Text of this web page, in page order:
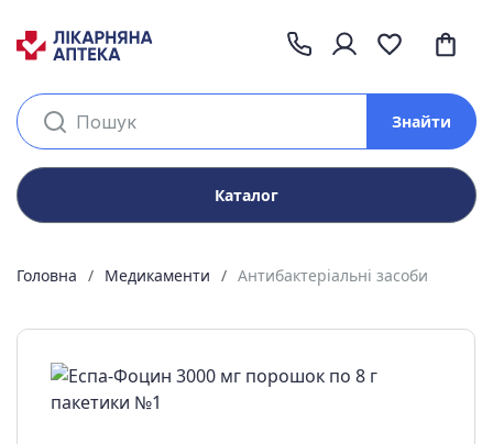
Каталог
Знайти
Головна Медикаменти Антибактеріальні засоби